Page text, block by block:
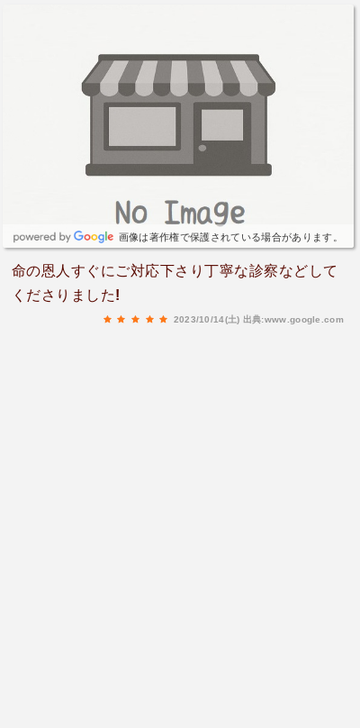
画像は著作権で保護されている場合があります。
命の恩人すぐにご対応下さり丁寧な診察などして
くださりました!
2023/10/14(土) 出典:www.google.com